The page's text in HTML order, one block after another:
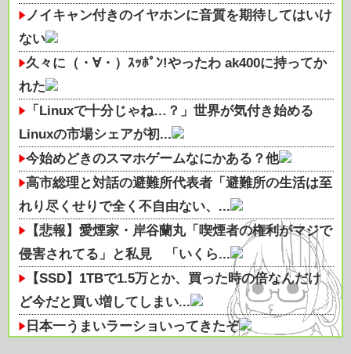
ノイキャン付きのイヤホンに音質を期待してはいけ
ない
久々に（・∀・）ｽｯﾎﾟﾝ!やったわ ak400に持ってか
れた
「Linuxで十分じゃね…？」世界が気付き始める
Linuxの市場シェアが初...
今始めどきのスマホゲームなにかある？他
高市総理と対話の避難所代表者「避難所の生活は至
れり尽くせりで全く不自由ない、...
【悲報】愛煙家・岸谷蘭丸「喫煙者の権利がマジで
侵害されてる」と私見 「いくら...
【SSD】1TBで1.5万とか、買った時の倍なんだけ
ど今だと買い増してしまい...
日本一うまいラーショいってきたぞ